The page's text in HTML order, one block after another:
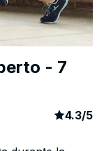
- 7
article
4.3/5